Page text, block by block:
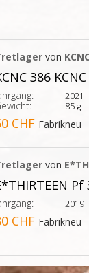
von
386
2021
85 g
CHF Fabrikneu
von
Pf
2019
CHF Fabrikneu